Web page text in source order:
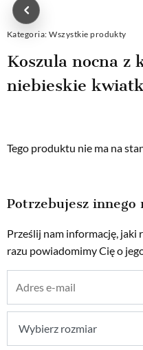
Kategoria: Wszystkie produkty
Koszula nocna z
niebieskie
Tego produktu nie ma na
Potrzebujesz innego
Prześlij nam informację, jaki
razu powiadomimy Cię o